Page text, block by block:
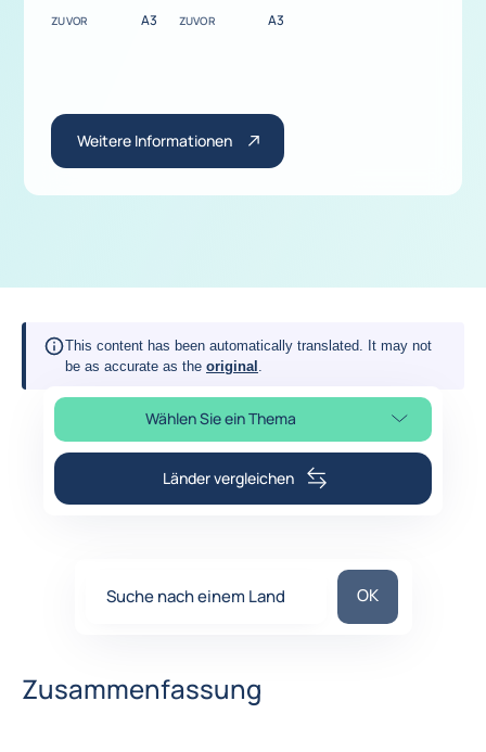
ZUVOR A3 ZUVOR A3
Weitere Informationen
This content has been automatically translated. It may not
be as accurate as the original .
Wählen Sie ein ThemaSeitenabschnitt auswählen
Länder vergleichen
Suche nach einem Land Suche nach
OK
Zusammenfassung